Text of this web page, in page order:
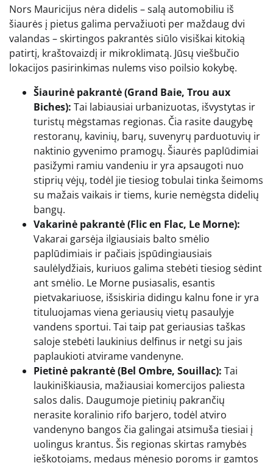
Nors Mauricijus nėra didelis – salą automobiliu iš
šiaurės į pietus galima pervažiuoti per maždaug dvi
valandas – skirtingos pakrantės siūlo visiškai kitokią
patirtį, kraštovaizdį ir mikroklimatą. Jūsų viešbučio
lokacijos pasirinkimas nulems viso poilsio kokybę.
Šiaurinė pakrantė (Grand Baie, Trou aux
Biches): Tai labiausiai urbanizuotas, išvystytas ir
turistų mėgstamas regionas. Čia rasite daugybę
restoranų, kavinių, barų, suvenyrų parduotuvių ir
naktinio gyvenimo pramogų. Šiaurės paplūdimiai
pasižymi ramiu vandeniu ir yra apsaugoti nuo
stiprių vėjų, todėl jie tiesiog tobulai tinka šeimoms
su mažais vaikais ir tiems, kurie nemėgsta didelių
bangų.
Vakarinė pakrantė (Flic en Flac, Le Morne):
Vakarai garsėja ilgiausiais balto smėlio
paplūdimiais ir pačiais įspūdingiausiais
saulėlydžiais, kuriuos galima stebėti tiesiog sėdint
ant smėlio. Le Morne pusiasalis, esantis
pietvakariuose, išsiskiria didingu kalnu fone ir yra
tituluojamas viena geriausių vietų pasaulyje
vandens sportui. Tai taip pat geriausias taškas
saloje stebėti laukinius delfinus ir netgi su jais
paplaukioti atvirame vandenyne.
Pietinė pakrantė (Bel Ombre, Souillac): Tai
laukiniškiausia, mažiausiai komercijos paliesta
salos dalis. Daugumoje pietinių pakrančių
nerasite koralinio rifo barjero, todėl atviro
vandenyno bangos čia galingai atsimuša tiesiai į
uolingus krantus. Šis regionas skirtas ramybės
ieškotojams, medaus mėnesio poroms ir gamtos